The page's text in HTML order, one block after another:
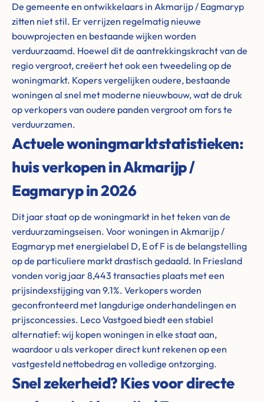
De gemeente en ontwikkelaars in Akmarijp / Eagmaryp
zitten niet stil. Er verrijzen regelmatig nieuwe
bouwprojecten en bestaande wijken worden
verduurzaamd. Hoewel dit de aantrekkingskracht van de
regio vergroot, creëert het ook een tweedeling op de
woningmarkt. Kopers vergelijken oudere, bestaande
woningen al snel met moderne nieuwbouw, wat de druk
op verkopers van oudere panden vergroot om fors te
verduurzamen.
Actuele woningmarktstatistieken:
huis verkopen in Akmarijp /
Eagmaryp in 2026
Dit jaar staat op de woningmarkt in het teken van de
verduurzamingseisen. Voor woningen in Akmarijp /
Eagmaryp met energielabel D, E of F is de belangstelling
op de particuliere markt drastisch gedaald. In Friesland
vonden vorig jaar 8,443 transacties plaats met een
prijsindexstijging van 9.1%. Verkopers worden
geconfronteerd met langdurige onderhandelingen en
prijsconcessies. Leco Vastgoed biedt een stabiel
alternatief: wij kopen woningen in elke staat aan,
waardoor u als verkoper direct kunt rekenen op een
vastgesteld nettobedrag en volledige ontzorging.
Snel zekerheid? Kies voor directe